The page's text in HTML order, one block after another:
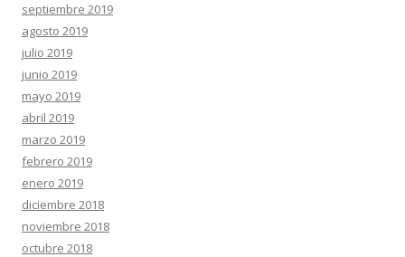
septiembre 2019
agosto 2019
julio 2019
junio 2019
mayo 2019
abril 2019
marzo 2019
febrero 2019
enero 2019
diciembre 2018
noviembre 2018
octubre 2018